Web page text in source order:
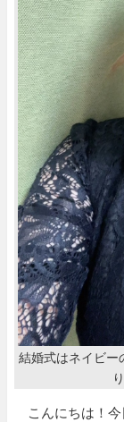
結婚式はネイビー
こんにちは！今